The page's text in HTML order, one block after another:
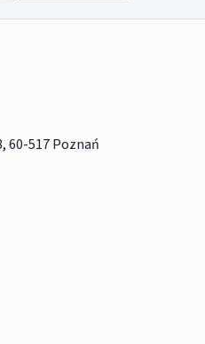
60-517 Poznań